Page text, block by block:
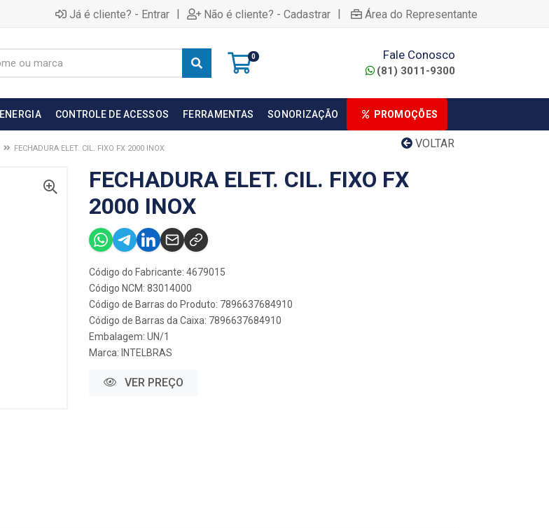
Já é cliente? - Entrar | Não é cliente? - Cadastrar | Área do Representante
0 Fale Conosco
(81) 3011-9300
ENERGIA CONTROLE DE ACESSOS FERRAMENTAS SONORIZAÇÃO PROMOÇÕES
VOLTAR
FECHADURA ELET. CIL. FIXO FX 2000 INOX
FECHADURA ELET. CIL. FIXO FX
2000 INOX
Código do Fabricante: 4679015
Código NCM: 83014000
Código de Barras do Produto: 7896637684910
Código de Barras da Caixa: 7896637684910
Embalagem: UN/1
Marca: INTELBRAS
VER PREÇO